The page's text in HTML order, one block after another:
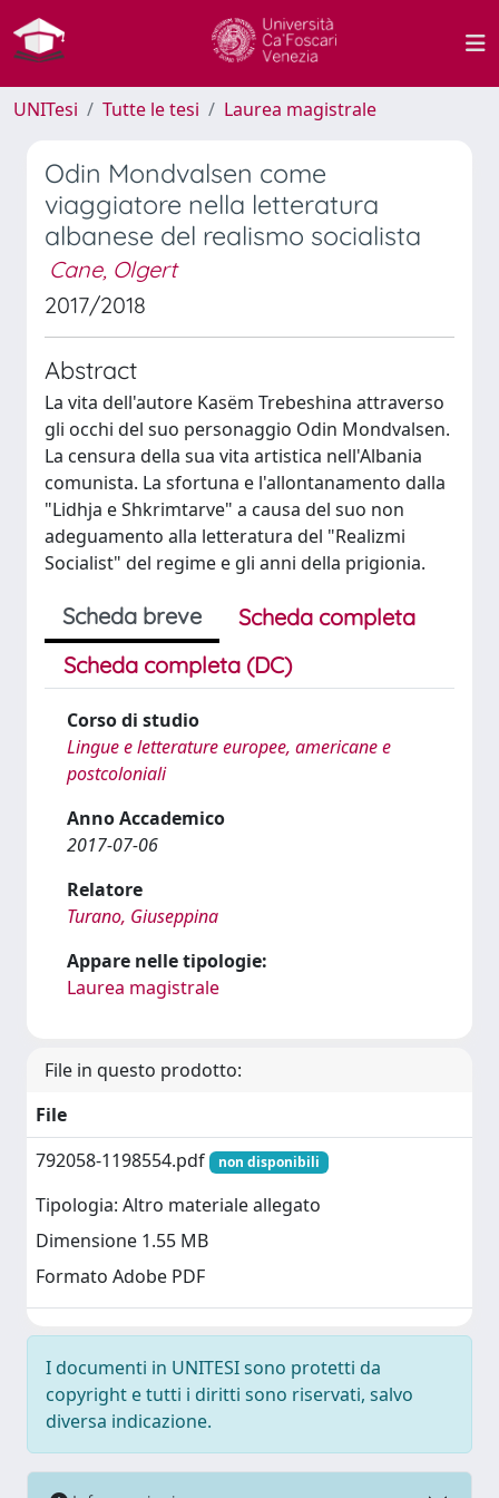
UNITesi Tutte le tesi Laurea magistrale
Odin Mondvalsen come
viaggiatore nella letteratura
albanese del realismo socialista
Cane, Olgert
2017/2018
Abstract
La vita dell'autore Kasëm Trebeshina attraverso
gli occhi del suo personaggio Odin Mondvalsen.
La censura della sua vita artistica nell'Albania
comunista. La sfortuna e l'allontanamento dalla
"Lidhja e Shkrimtarve" a causa del suo non
adeguamento alla letteratura del "Realizmi
Socialist" del regime e gli anni della prigionia.
Scheda breve
Scheda completa
Scheda completa (DC)
Corso di studio
Lingue e letterature europee, americane e
postcoloniali
Anno Accademico
2017-07-06
Relatore
Turano, Giuseppina
Appare nelle tipologie:
Laurea magistrale
File in questo prodotto:
File
792058-1198554.pdf
non disponibili
Tipologia: Altro materiale allegato
Dimensione 1.55 MB
Formato Adobe PDF
I documenti in UNITESI sono protetti da
copyright e tutti i diritti sono riservati, salvo
diversa indicazione.